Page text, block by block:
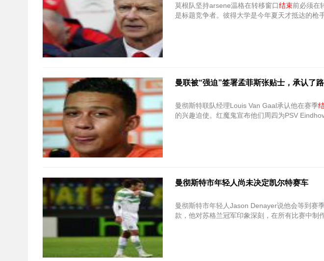
莫根队坚持arsene温格在转移窗口结束前必须在
是标题竞争者。彼得大学是今年夏天才抵达的枪
曼联被“强迫”签署孟菲斯张贴士，承认了
曼彻斯特联队经理Louis Van Gaal承认他在赛季
的兴趣迫使。红魔鬼宣布他们周四为PSV
曼彻斯特市年轻人尚未决定凯尔特赛车
曼彻斯特市年轻人Jason Denayer说他会等到赛季
款，他对苏格兰冠军印象深刻，在所有比赛中制